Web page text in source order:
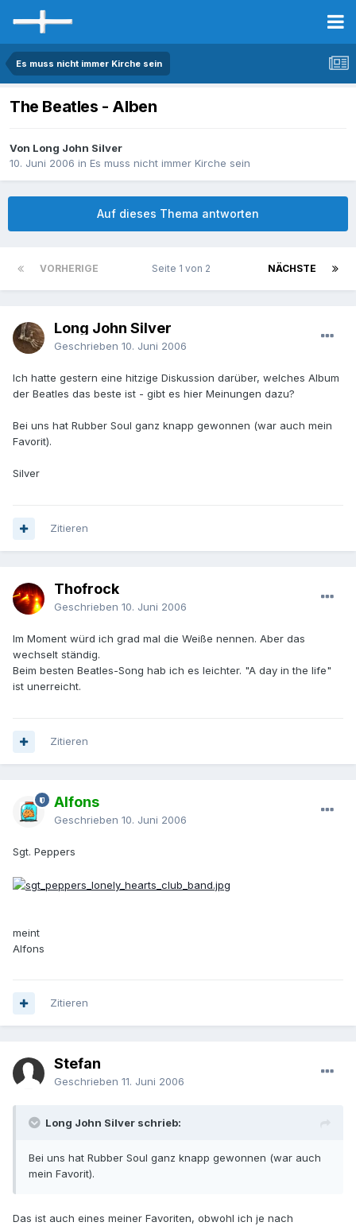
Es muss nicht immer Kirche sein
The Beatles - Alben
Von Long John Silver
10. Juni 2006 in Es muss nicht immer Kirche sein
Auf dieses Thema antworten
VORHERIGE NÄCHSTE
Seite 1 von 2
Long John Silver
Geschrieben 10. Juni 2006
Ich hatte gestern eine hitzige Diskussion darüber, welches Album
der Beatles das beste ist - gibt es hier Meinungen dazu?
Bei uns hat Rubber Soul ganz knapp gewonnen (war auch mein
Favorit).
Silver
Zitieren
Thofrock
Geschrieben 10. Juni 2006
Im Moment würd ich grad mal die Weiße nennen. Aber das
wechselt ständig.
Beim besten Beatles-Song hab ich es leichter. "A day in the life"
ist unerreicht.
Zitieren
Alfons
Geschrieben 10. Juni 2006
Sgt. Peppers
meint
Alfons
Zitieren
Stefan
Geschrieben 11. Juni 2006
Long John Silver schrieb:
Bei uns hat Rubber Soul ganz knapp gewonnen (war auch
mein Favorit).
Das ist auch eines meiner Favoriten, obwohl ich je nach